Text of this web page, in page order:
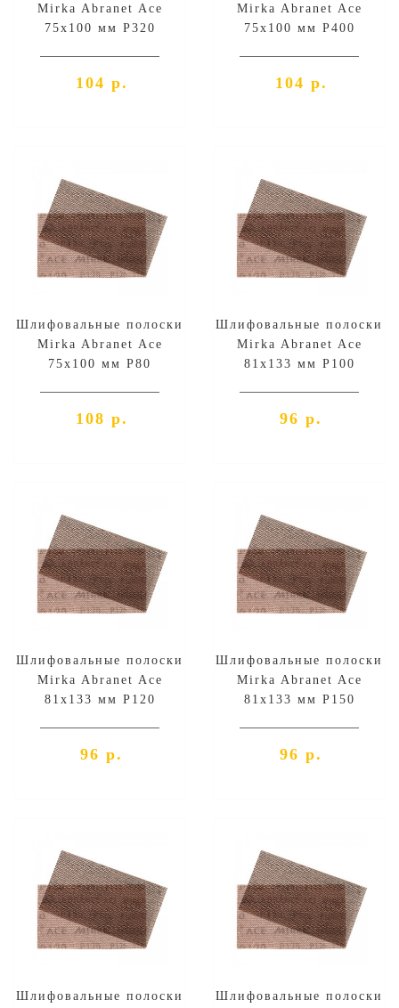
Mirka Abranet Ace
75х100 мм P320
104 р.
Mirka Abranet Ace
75х100 мм P400
104 р.
Шлифовальные полоски
Mirka Abranet Ace
75х100 мм P80
108 р.
Шлифовальные полоски
Mirka Abranet Ace
81х133 мм P100
96 р.
Шлифовальные полоски
Mirka Abranet Ace
81х133 мм P120
96 р.
Шлифовальные полоски
Mirka Abranet Ace
81х133 мм P150
96 р.
Шлифовальные полоски Шлифовальные полоски